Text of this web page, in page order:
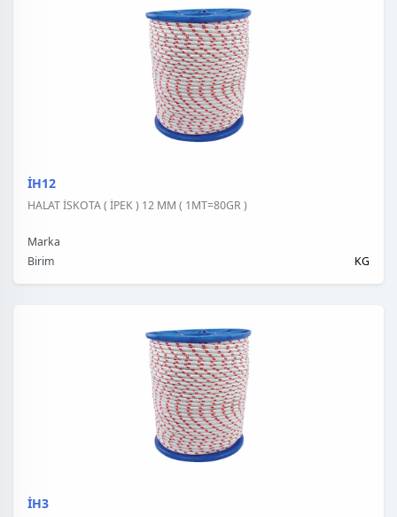
İH12
HALAT İSKOTA ( İPEK ) 12 MM ( 1MT=80GR )
Marka
Birim
KG
İH3